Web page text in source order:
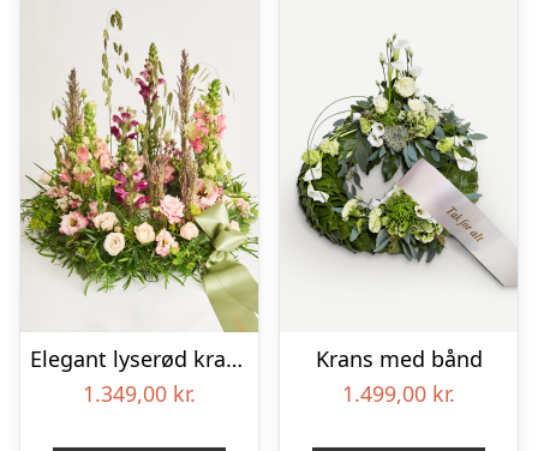
Elegant lyserød krans med bånd
1.349,00 kr.
Krans med bånd
1.499,00 kr.